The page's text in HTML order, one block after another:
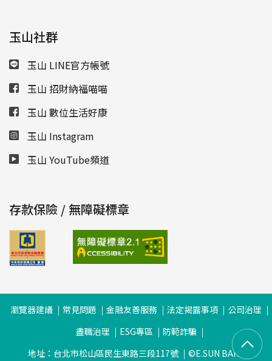
玉山社群
玉山 LINE官方帳號
玉山 招財納福喵喵
玉山 數位生活好康
玉山 Instagram
玉山 YouTube頻道
存款保險 / 無障礙標章
瀏覽器建議 常見問題 金融友善服務 法定揭露事項
公司治理
盡職治理
ESG專區
防範詐騙
地址：台北市松山區民生東路三段117號
©E.SUN BANK